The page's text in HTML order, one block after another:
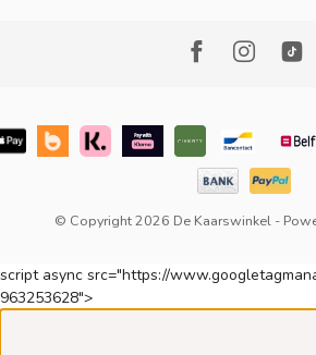
© Copyright 2026 De Kaarswinkel -
script async src="https://
963253628">